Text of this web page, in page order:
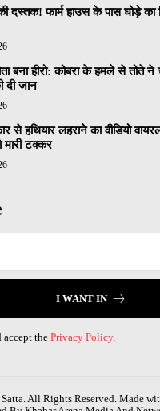
दस्तक! फार्म हाउस के पास घोड़े
बना हीरो: कोबरा के हमले से तोते
दी जान
से हथियार लहराने का वीडियो
मारी टक्कर
I WANT IN
accept the Privacy Policy.
All Rights Reserved. Made